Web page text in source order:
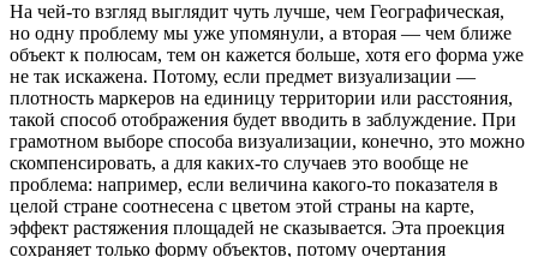
На чей-то взгляд выглядит чуть лучше, чем Географическая,
но одну проблему мы уже упомянули, а вторая — чем ближе
объект к полюсам, тем он кажется больше, хотя его форма уже
не так искажена. Потому, если предмет визуализации —
плотность маркеров на единицу территории или расстояния,
такой способ отображения будет вводить в заблуждение. При
грамотном выборе способа визуализации, конечно, это можно
скомпенсировать, а для каких-то случаев это вообще не
проблема: например, если величина какого-то показателя в
целой стране соотнесена с цветом этой страны на карте,
эффект растяжения площадей не сказывается. Эта проекция
сохраняет только форму объектов, потому очертания